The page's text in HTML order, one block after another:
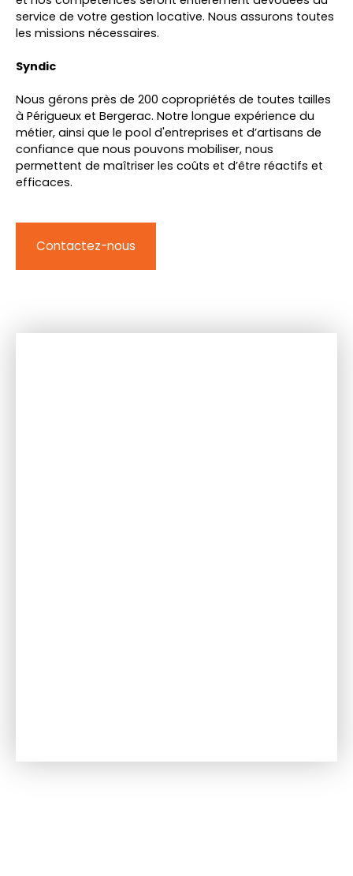
service de votre gestion locative. Nous assurons toutes
les missions nécessaires.
Syndic
Nous gérons près de 200 copropriétés de toutes tailles
à Périgueux et Bergerac. Notre longue expérience du
métier, ainsi que le pool d'entreprises et d’artisans de
confiance que nous pouvons mobiliser, nous
permettent de maîtriser les coûts et d’être réactifs et
efficaces.
Contactez-nous